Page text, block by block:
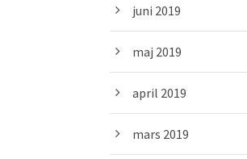
juni 2019
maj 2019
april 2019
mars 2019